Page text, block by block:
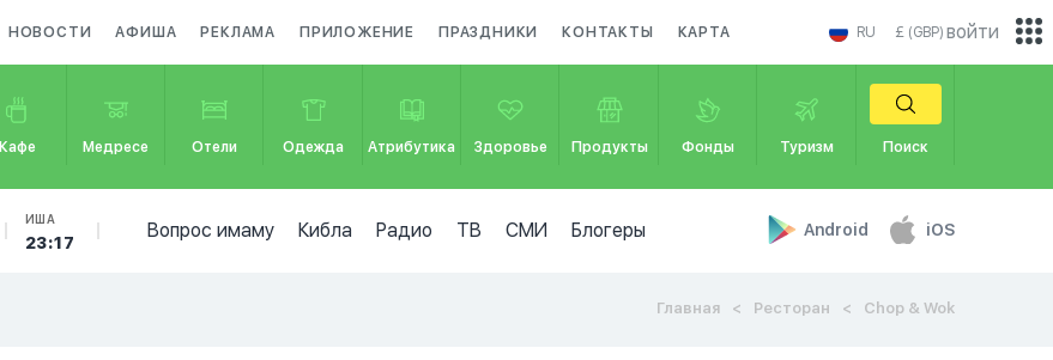
НОВОСТИ АФИША РЕКЛАМА ПРИЛОЖЕНИЕ ПРАЗДНИКИ КОНТАКТЫ КАРТА RU £ (GBP)
Кафе Медресе Отели Одежда Атрибутика Здоровье Продукты Фонды Туризм Поиск
ИША
23:17
Вопрос имаму Кибла Радио ТВ СМИ Блогеры Android iOS
войти
Главная Ресторан Chop & Wok